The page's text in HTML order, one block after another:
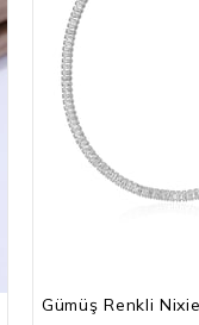
Gümüş Renkli